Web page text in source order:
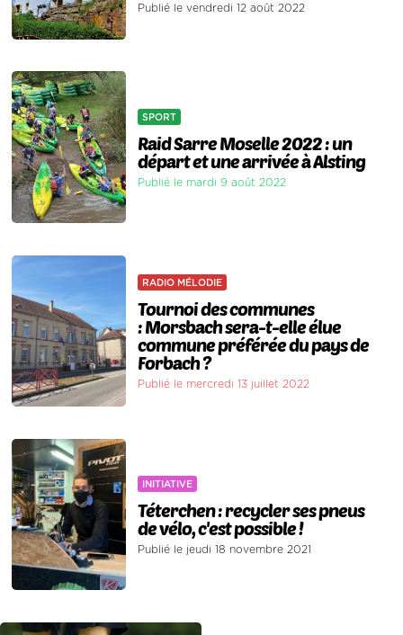
Publié le vendredi 12 août 2022
SPORT
Raid Sarre Moselle 2022 : un
départ et une arrivée à Alsting
Publié le mardi 9 août 2022
RADIO MÉLODIE
Tournoi des communes
: Morsbach sera-t-elle élue
commune préférée du pays de
Forbach ?
Publié le mercredi 13 juillet 2022
INITIATIVE
Téterchen : recycler ses pneus
de vélo, c'est possible !
Publié le jeudi 18 novembre 2021